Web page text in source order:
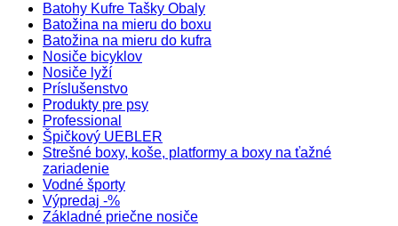
Batohy Kufre Tašky Obaly
Batožina na mieru do boxu
Batožina na mieru do kufra
Nosiče bicyklov
Nosiče lyží
Príslušenstvo
Produkty pre psy
Professional
Špičkový UEBLER
Strešné boxy, koše, platformy a boxy na ťažné
zariadenie
Vodné športy
Výpredaj -%
Základné priečne nosiče